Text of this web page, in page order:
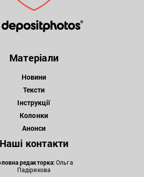
Матеріали
Новини
Тексти
Інструкції
Колонки
Анонси
Наші контакти
редакторка:Ольга
Падірякова